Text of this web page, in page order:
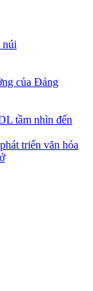
núi
của Đảng
tầm nhìn đến
triển văn hóa